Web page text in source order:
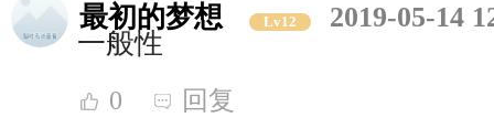
最初的梦想 Lv12
2019-05-14
一般性
0 回复